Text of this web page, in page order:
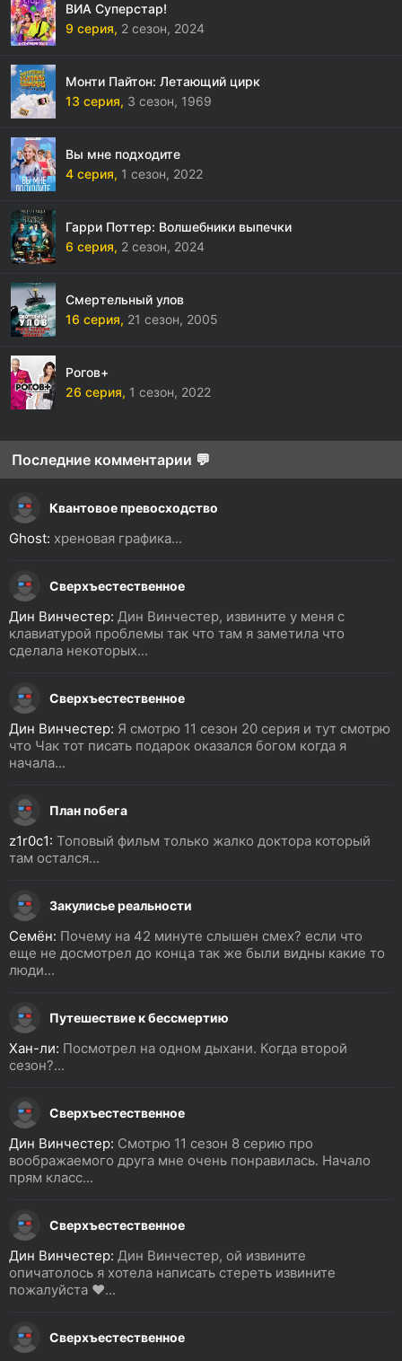
ВИА Суперстар!
9 серия, 2 сезон, 2024
Монти Пайтон: Летающий цирк
13 серия, 3 сезон, 1969
Вы мне подходите
4 серия, 1 сезон, 2022
Гарри Поттер: Волшебники выпечки
6 серия, 2 сезон, 2024
Смертельный улов
16 серия, 21 сезон, 2005
Рогов+
26 серия, 1 сезон, 2022
Последние комментарии 💬
Квантовое превосходство
Ghost: хреновая графика...
Сверхъестественное
Дин Винчестер: Дин Винчестер, извините у меня с
клавиатурой проблемы так что там я заметила что
сделала некоторых...
Сверхъестественное
Дин Винчестер: Я смотрю 11 сезон 20 серия и тут смотрю
что Чак тот писать подарок оказался богом когда я
начала...
План побега
z1r0c1: Топовый фильм только жалко доктора который
там остался...
Закулисье реальности
Семён: Почему на 42 минуте слышен смех? если что
еще не досмотрел до конца так же были видны какие то
люди...
Путешествие к бессмертию
Хан-ли: Посмотрел на одном дыхани. Когда второй
сезон?...
Сверхъестественное
Дин Винчестер: Смотрю 11 сезон 8 серию про
воображаемого друга мне очень понравилась. Начало
прям класс...
Сверхъестественное
Дин Винчестер: Дин Винчестер, ой извините
опичатолось я хотела написать стереть извините
пожалуйста ❤️...
Сверхъестественное